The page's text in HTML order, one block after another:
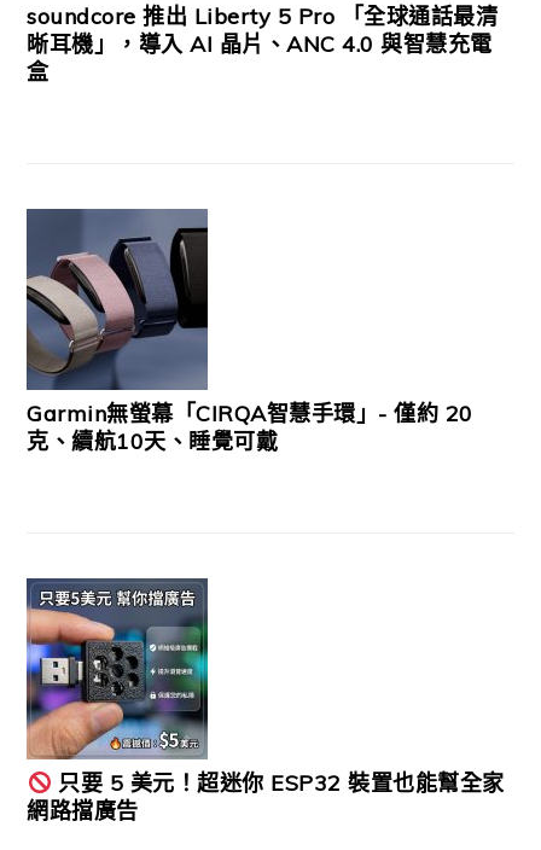
soundcore 推出 Liberty 5 Pro 「全球通話最清
晰耳機」，導入 AI 晶片、ANC 4.0 與智慧充電
盒
Garmin無螢幕「CIRQA智慧手環」- 僅約 20
克、續航10天、睡覺可戴
只要 5 美元！超迷你 ESP32 裝置也能幫全家
網路擋廣告